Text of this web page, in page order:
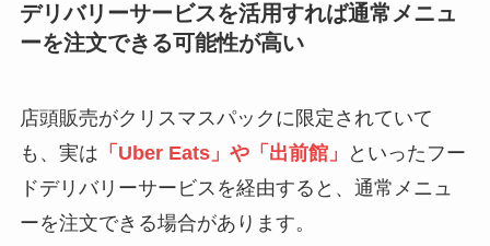
デリバリーサービスを活用すれば通常メニュ
ーを注文できる可能性が高い
店頭販売がクリスマスパックに限定されていて
も、実は 「Uber Eats」や「出前館」
といったフー
ドデリバリーサービスを経由すると、通常メニュ
ーを注文できる場合があります。